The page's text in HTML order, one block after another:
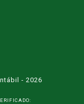
- 2026